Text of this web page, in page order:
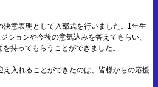
意表明として入部式を行いました。1年生
ションや今後の意気込みを答えてもらい、
持ってもらうことができました。
入れることができたのは、皆様からの応援